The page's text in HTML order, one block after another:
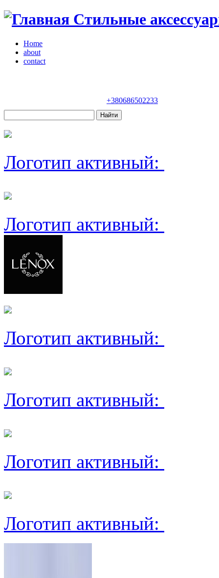
Стильные
Home
about
contact
+380686502233
Логотип активный:
Логотип активный:
Логотип активный:
Логотип активный:
Логотип активный:
Логотип активный: